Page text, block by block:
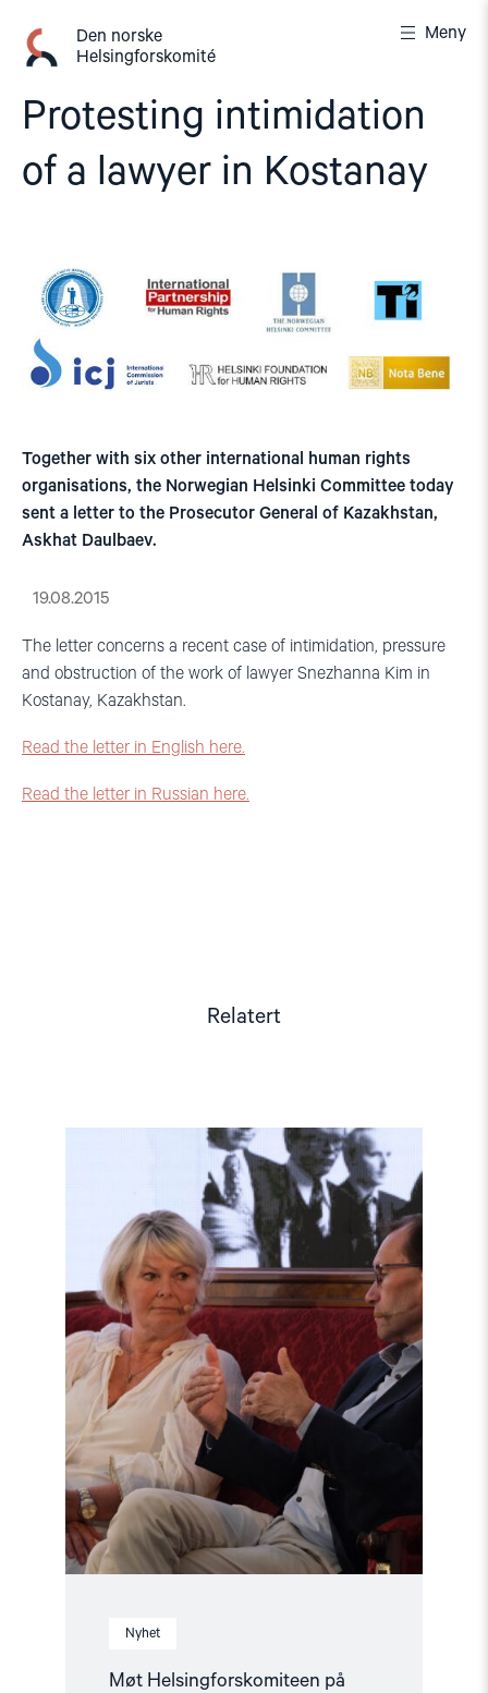
innhold
Den norske
Helsingforskomité
Meny
Protesting intimidation
of a lawyer in Kostanay
Together with six other international human rights
organisations, the Norwegian Helsinki Committee today
sent a letter to the Prosecutor General of Kazakhstan,
Askhat Daulbaev.
19.08.2015
The letter concerns a recent case of intimidation, pressure
and obstruction of the work of lawyer Snezhanna Kim in
Kostanay, Kazakhstan.
Read the letter in English here.
Read the letter in Russian here.
Relatert
Nyhet
Møt Helsingforskomiteen på
Read
article
"Møt
Helsingforskomiteen
på
Arendalsuka
2026"